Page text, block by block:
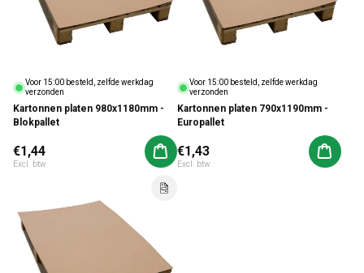
Voor 15:00 besteld, zelfde werkdag
verzonden
Kartonnen platen 980x1180mm -
Blokpallet
Normale prijs
€1,44
Excl. btw
Aan winkelwagen toevoegen
Voor 15:00 besteld, zelfde werkdag
verzonden
Kartonnen platen 790x1190mm -
Europallet
Normale prijs
€1,43
Excl. btw
Aan